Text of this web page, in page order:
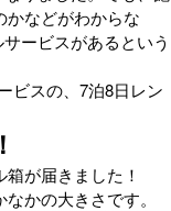
かなどがわからな
ービスがあるという
ビスの、7泊8日レン
箱が届きました！
かの大きさです。